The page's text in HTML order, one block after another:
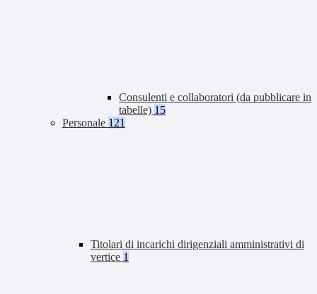
Consulenti e collaboratori (da pubblicare in
tabelle) 15
Personale 121
Titolari di incarichi dirigenziali amministrativi di
vertice 1